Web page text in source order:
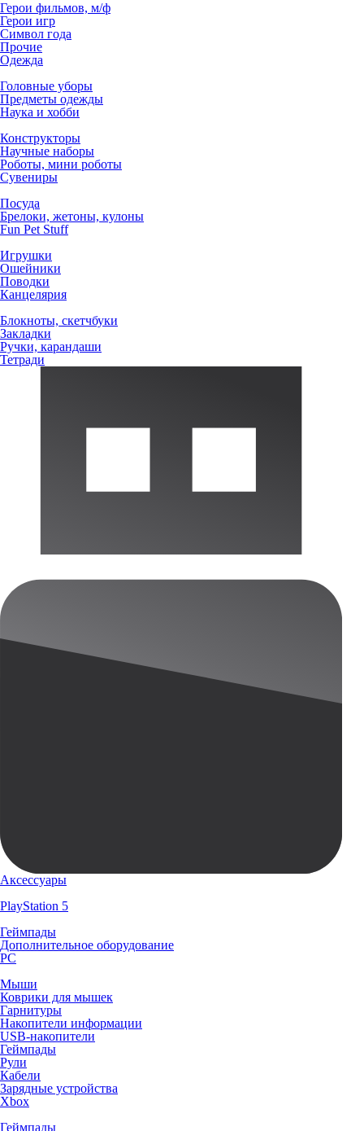
Герои фильмов, м/ф
Герои игр
Символ года
Прочие
Одежда
Головные уборы
Предметы одежды
Наука и хобби
Конструкторы
Научные наборы
Роботы, мини роботы
Сувениры
Посуда
Брелоки, жетоны, кулоны
Fun Pet Stuff
Игрушки
Ошейники
Поводки
Канцелярия
Блокноты, скетчбуки
Закладки
Ручки, карандаши
Тетради
Аксессуары
PlayStation 5
Геймпады
Дополнительное оборудование
PC
Мыши
Коврики для мышек
Гарнитуры
Накопители информации
USB-накопители
Геймпады
Рули
Кабели
Зарядные устройства
Xbox
Геймпады